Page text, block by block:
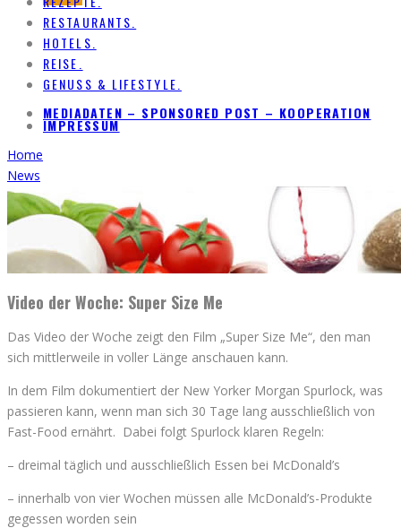
RESTAURANTS.
HOTELS.
REISE.
GENUSS & LIFESTYLE.
MEDIADATEN – SPONSORED POST – KOOPERATION
IMPRESSUM
Home
News
Video der Woche: Super Size Me
Das Video der Woche zeigt den Film „Super Size Me“, den man
sich mittlerweile in voller Länge anschauen kann.
In dem Film dokumentiert der New Yorker Morgan Spurlock, was
passieren kann, wenn man sich 30 Tage lang ausschließlich von
Fast-Food ernährt. Dabei folgt Spurlock klaren Regeln:
– dreimal täglich und ausschließlich Essen bei McDonald’s
– innerhalb von vier Wochen müssen alle McDonald’s-Produkte
gegessen worden sein